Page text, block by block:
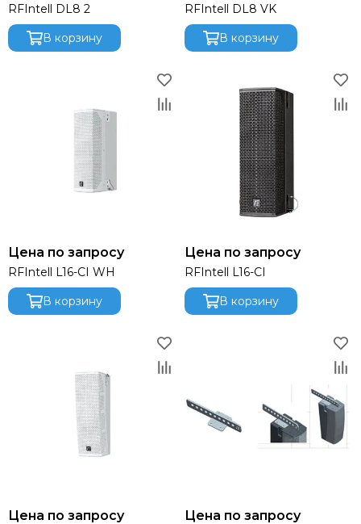
RFIntell DL8 2
В корзину
RFIntell DL8 VK
В корзину
Цена по запросу
RFIntell L16-CI WH
В корзину
Цена по запросу
RFIntell L16-CI
В корзину
Цена по запросу Цена по запросу